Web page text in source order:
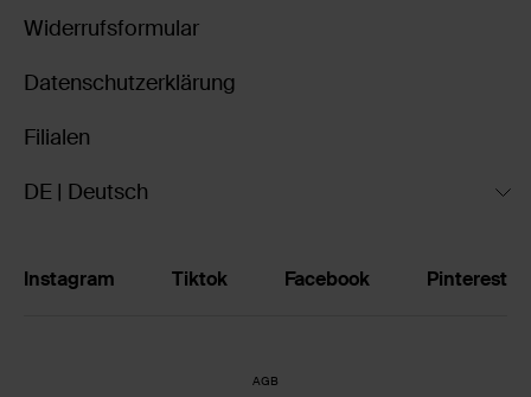
Widerrufsformular
Datenschutzerklärung
Filialen
DE | Deutsch
Instagram Tiktok Facebook Pinterest
AGB